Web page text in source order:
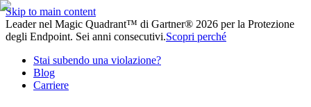
Skip to main content
Leader nel Magic Quadrant™ di Gartner® 2026 per la Protezione
degli Endpoint. Sei anni consecutivi.Scopri perché
Stai subendo una violazione?
Blog
Carriere